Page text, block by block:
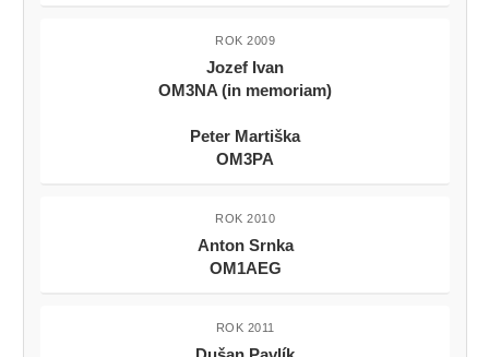
ROK 2009
Jozef Ivan
OM3NA (in memoriam)
Peter Martiška
OM3PA
ROK 2010
Anton Srnka
OM1AEG
ROK 2011